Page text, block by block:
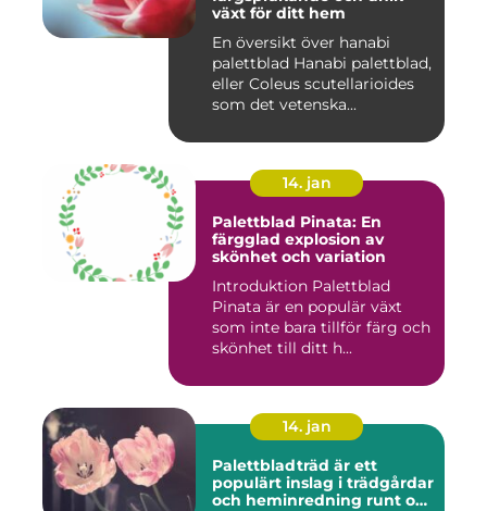
växt för ditt hem
En översikt över hanabi
palettblad Hanabi palettblad,
eller Coleus scutellarioides
som det vetenska...
14. jan
Palettblad Pinata: En
färgglad explosion av
skönhet och variation
Introduktion Palettblad
Pinata är en populär växt
som inte bara tillför färg och
skönhet till ditt h...
14. jan
Palettbladträd är ett
populärt inslag i trädgårdar
och heminredning runt om